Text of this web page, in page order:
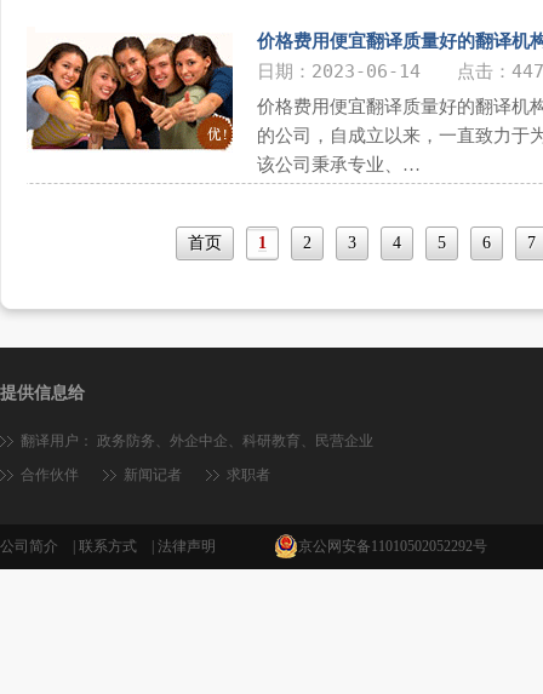
价格费用便宜翻译质量好的翻译机
日期：2023-06-14 点击：
价格费用便宜翻译质量好的翻译机
的公司，自成立以来，一直致力于
该公司秉承专业、…
首页 1 2 3 4 5 6 7
提供信息给
翻译用户： 政务防务 、 外企中企 、 科研教育 、
民营企业
合作伙伴
新闻记者 求职者
公司简介 联系方式 法律声明 京公网安备11010502052292号